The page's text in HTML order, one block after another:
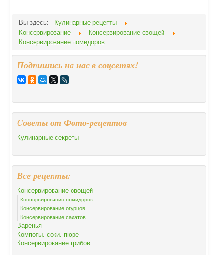
Вы здесь:
Кулинарные рецепты
Консервирование
Консервирование овощей
Консервирование помидоров
Подпишись на нас в соцсетях!
Cоветы от Фото-рецептов
Кулинарные секреты
Все рецепты:
Консервирование овощей
Консервирование помидоров
Консервирование огурцов
Консервирование салатов
Варенья
Компоты, соки, пюре
Консервирование грибов